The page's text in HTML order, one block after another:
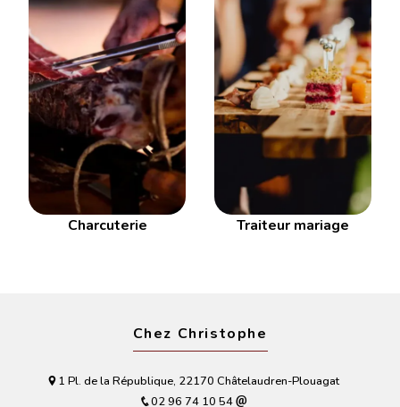
Charcuterie Traiteur mariage
Chez Christophe
1 Pl. de la République, 22170 Châtelaudren-Plouagat
02 96 74 10 54